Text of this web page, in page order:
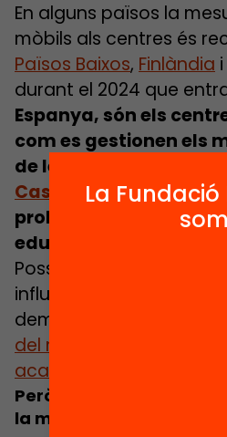
En alguns països la
mòbils als centres és
Països Baixos, Finlàndia i
durant el 2024 que
Espanya, són els
com es gestionen els
de les comunitats de
Castella-la Manxa
prohibir l’ús del mòbil
educatius.
Possiblement,
influenciades per
demostren una
relació
del mòbil i la millora del
acadèmic
Però hi ha consens
la mesura?
La
som